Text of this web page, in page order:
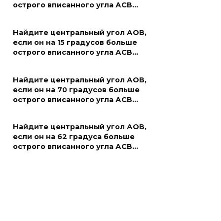
острого вписанного угла АСВ…
Найдите центральный угол АОВ,
если он на 15 градусов больше
острого вписанного угла АСВ…
Найдите центральный угол АОВ,
если он на 70 градусов больше
острого вписанного угла АСВ…
Найдите центральный угол АОВ,
если он на 62 градуса больше
острого вписанного угла АСВ…